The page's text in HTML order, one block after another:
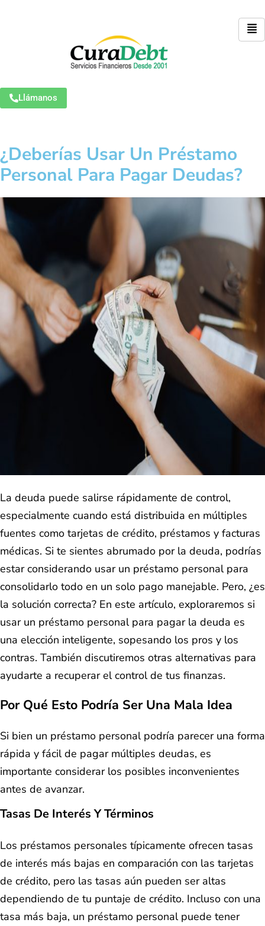
Llámanos
¿Deberías Usar Un Préstamo
Personal Para Pagar Deudas?
La deuda puede salirse rápidamente de control,
especialmente cuando está distribuida en múltiples
fuentes como tarjetas de crédito, préstamos y facturas
médicas. Si te sientes abrumado por la deuda, podrías
estar considerando usar un préstamo personal para
consolidarlo todo en un solo pago manejable. Pero, ¿es
la solución correcta? En este artículo, exploraremos si
usar un préstamo personal para pagar la deuda es
una elección inteligente, sopesando los pros y los
contras. También discutiremos otras alternativas para
ayudarte a recuperar el control de tus finanzas.
Por Qué Esto Podría Ser Una Mala Idea
Si bien un préstamo personal podría parecer una forma
rápida y fácil de pagar múltiples deudas, es
importante considerar los posibles inconvenientes
antes de avanzar.
Tasas De Interés Y Términos
Los préstamos personales típicamente ofrecen tasas
de interés más bajas en comparación con las tarjetas
de crédito, pero las tasas aún pueden ser altas
dependiendo de tu puntaje de crédito. Incluso con una
tasa más baja, un préstamo personal puede tener